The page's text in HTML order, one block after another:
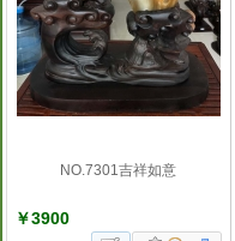
NO.7301吉祥如意
￥3900